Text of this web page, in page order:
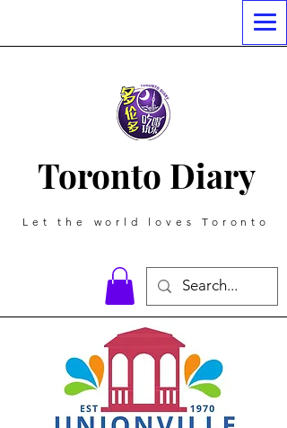
Toronto Diary
Let the world loves Toronto